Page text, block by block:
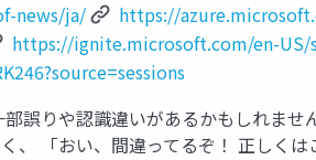
news/ja/
https://
https://ignite.microsoft.com/en-US/
誤りや認識違いがあるかもしれま
「おい、間違ってるぞ！ 正しく